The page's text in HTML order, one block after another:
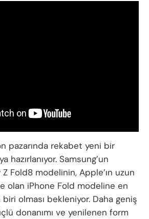
pazarında rekabet yeni bir
hazırlanıyor. Samsung’un
Fold8 modelinin, Apple’ın uzun
olan iPhone Fold modeline en
olması bekleniyor. Daha geniş
donanımı ve yenilenen form